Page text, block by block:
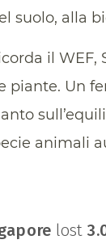
suolo, alla
il WEF,
piante. Un
animali